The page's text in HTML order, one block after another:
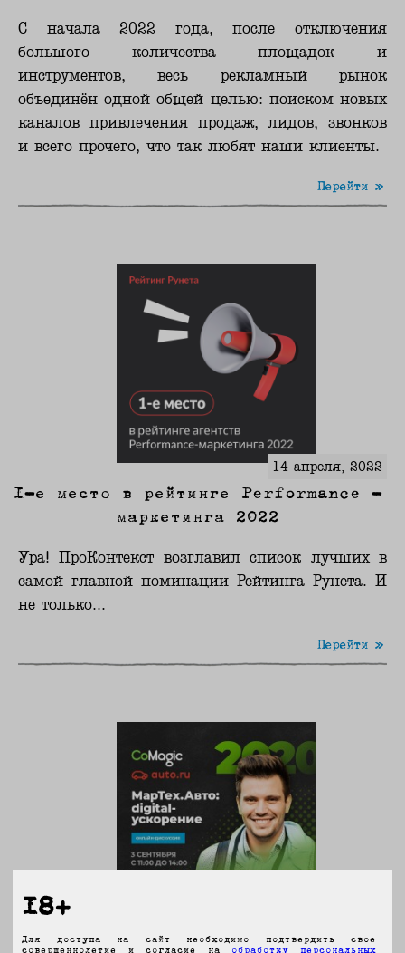
С начала 2022 года, после отключения
большого количества площадок и
инструментов, весь рекламный рынок
объединён одной общей целью: поиском новых
каналов привлечения продаж, лидов, звонков
и всего прочего, что так любят наши клиенты.
Перейти »
14 апреля, 2022
1-е место в рейтинге Performance -
маркетинга 2022
Ура! ПроКонтекст возглавил список лучших в
самой главной номинации Рейтинга Рунета. И
не только...
Перейти »
18+
Для доступа на сайт необходимо подтвердить свое
совершеннолетие и согласие на обработку персональных